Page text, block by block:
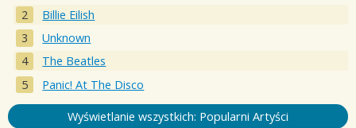
Billie Eilish
Unknown
The Beatles
Panic! At The Disco
Wyświetlanie wszystkich: Popularni Artyści